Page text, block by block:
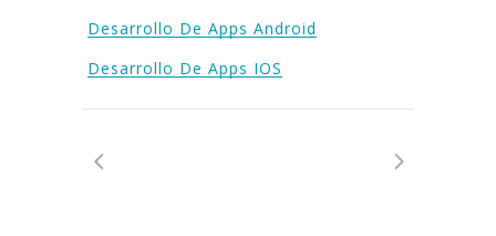
Desarrollo De Apps Android
Desarrollo De Apps IOS